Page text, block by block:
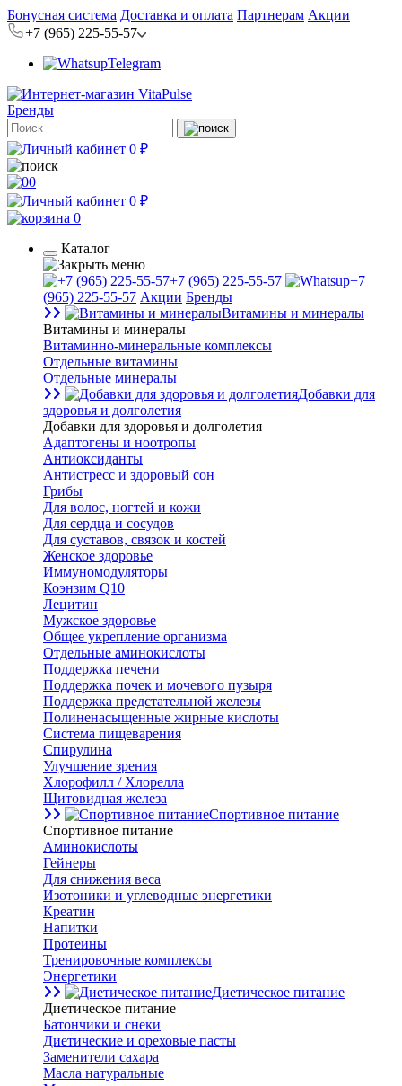
Бонусная система Доставка и оплата Партнерам Акции
+7 (965) 225-55-57
Telegram
Бренды
0 ₽
0
0 ₽
0
Каталог
+7 (965) 225-55-57
+7
(965) 225-55-57 Акции Бренды
Витамины и минералы
Витамины и минералы
Витаминно-минеральные комплексы
Отдельные витамины
Отдельные минералы
Добавки для
здоровья и долголетия
Добавки для здоровья и долголетия
Адаптогены и ноотропы
Антиоксиданты
Антистресс и здоровый сон
Грибы
Для волос, ногтей и кожи
Для сердца и сосудов
Для суставов, связок и костей
Женское здоровье
Иммуномодуляторы
Коэнзим Q10
Лецитин
Мужское здоровье
Общее укрепление организма
Отдельные аминокислоты
Поддержка печени
Поддержка почек и мочевого пузыря
Поддержка предстательной железы
Полиненасыщенные жирные кислоты
Система пищеварения
Спирулина
Улучшение зрения
Хлорофилл / Хлорелла
Щитовидная железа
Спортивное питание
Спортивное питание
Аминокислоты
Гейнеры
Для снижения веса
Изотоники и углеводные энергетики
Креатин
Напитки
Протеины
Тренировочные комплексы
Энергетики
Диетическое питание
Диетическое питание
Батончики и снеки
Диетические и ореховые пасты
Заменители сахара
Масла натуральные